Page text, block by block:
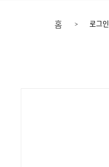
홈 로그인